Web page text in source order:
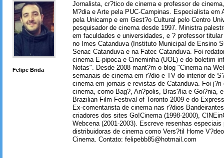
Felipe Brida
Jornalista, cr?tico de cinema e professor de
M?dia e Arte pela PUC-Campinas. Especialista em
pela Unicamp e em Gest?o Cultural pelo Centro
pesquisador de cinema desde 1997. Ministra
em faculdades e universidades, e ? professor
no Imes Catanduva (Instituto Municipal de Ensino
Senac Catanduva e na Fatec Catanduva. Foi
cinema E-pipoca e Cineminha (UOL) e do boletim
Notas". Desde 2008 mant?m o blog "Cinema na
semanais de cinema em r?dio e TV do interior de
cinema em jornais e revistas de Catanduva. Foi
cinema, como Bag?, An?polis, Bras?lia e Goi?nia,
Brazilian Film Festival of Toronto 2009 e do
Ex-comentarista de cinema nas r?dios
criadores dos sites Go!Cinema (1998-2000),
Webcena (2001-2003). Escreve resenhas especiais
distribuidoras de cinema como Vers?til Home
Cinema. Contato: felipebb85@hotmail.com